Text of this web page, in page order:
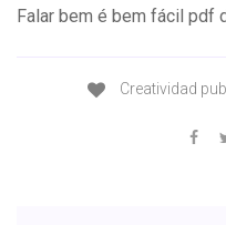
Falar bem é bem fácil pdf
Creatividad